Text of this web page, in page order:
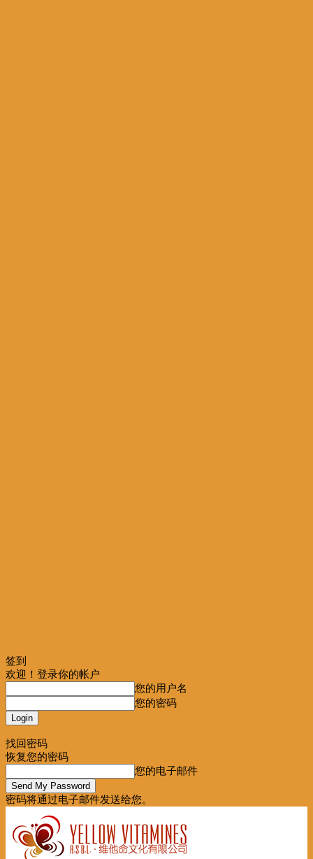
签到
欢迎！登录你的帐户
您的用户名
您的密码
找回密码
恢复您的密码
您的电子邮件
密码将通过电子邮件发送给您。